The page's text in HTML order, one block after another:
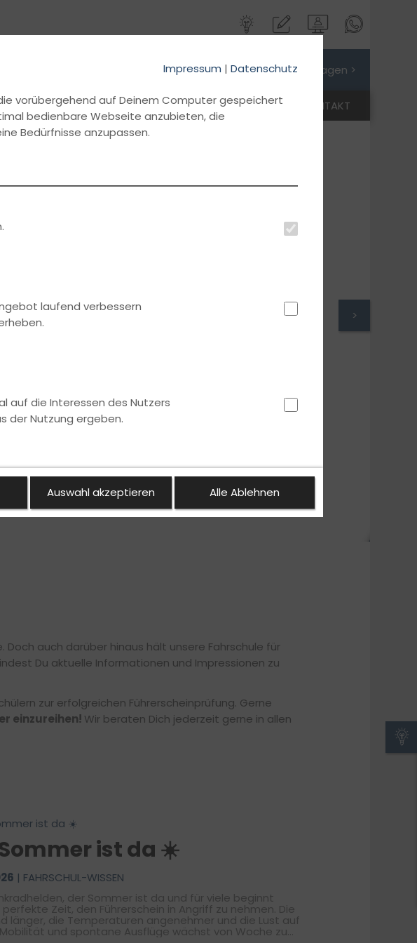
Jetzt Preis anfragen >
FÜHRERSCHEIN AKTUELLES ANMELDEN KONTAKT
>
Doch auch darüber hinaus hält unsere Fahrschule für
Du aktuelle Informationen und Impressionen zu
zur erfolgreichen Führerscheinprüfung. Gerne
einzureihen! Wir beraten Dich jederzeit gerne in allen
ist da ☀️
| FAHRSCHUL-WISSEN
ist da und für viele beginnt
Zeit, den Führerschein in Angriff zu nehmen. Die
länger, die Temperaturen angenehmer und die Lust auf
und spontane Ausflüge wächst von Woche zu
Impressum | Datenschutz
vorübergehend auf Deinem Computer gespeichert
bedienbare Webseite anzubieten, die
Bedürfnisse anzupassen.
laufend verbessern
auf die Interessen des Nutzers
der Nutzung ergeben.
Auswahl akzeptieren Alle Ablehnen